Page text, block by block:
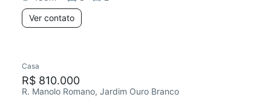
Ver contato
Casa
R$ 810.000
R. Manolo Romano, Jardim Ouro Branco